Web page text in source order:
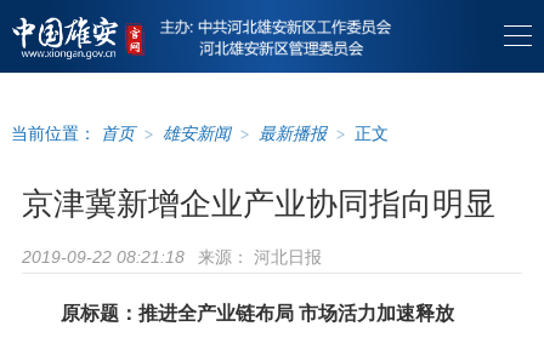
当前位置： 首页 > 雄安新闻 > 最新播报 > 正文
京津冀新增企业产业协同指向明显
2019-09-22 08:21:18 来源： 河北日报
原标题：推进全产业链布局 市场活力加速释放